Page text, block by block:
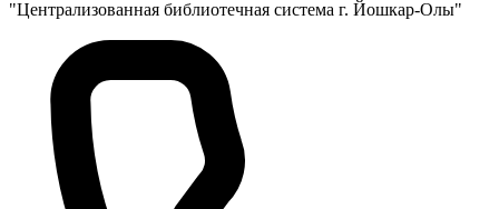
"Централизованная библиотечная система г. Йошкар-Олы"